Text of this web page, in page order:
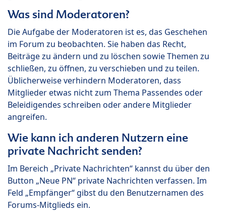
Was sind Moderatoren?
Die Aufgabe der Moderatoren ist es, das Geschehen
im Forum zu beobachten. Sie haben das Recht,
Beiträge zu ändern und zu löschen sowie Themen zu
schließen, zu öffnen, zu verschieben und zu teilen.
Üblicherweise verhindern Moderatoren, dass
Mitglieder etwas nicht zum Thema Passendes oder
Beleidigendes schreiben oder andere Mitglieder
angreifen.
Wie kann ich anderen Nutzern eine
private Nachricht senden?
Im Bereich „Private Nachrichten“ kannst du über den
Button „Neue PN“ private Nachrichten verfassen. Im
Feld „Empfänger“ gibst du den Benutzernamen des
Forums-Mitglieds ein.